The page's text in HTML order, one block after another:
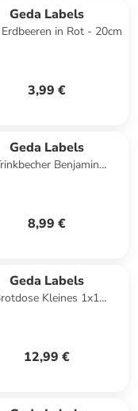
Geda Labels
in Rot - 20cm
3,99 €
Geda Labels
Benjamin
8,99 €
Geda Labels
Kleines 1x1
12,99 €